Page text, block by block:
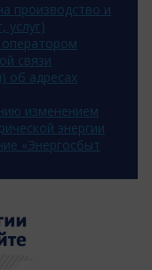
производство и
услуг)
связи
об адресах
изменением
энергии
«Энергосбыт